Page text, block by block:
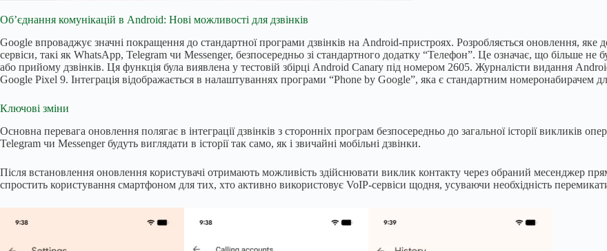
Об’єднання комунікацій в Android: Нові можливості для дзвінків
Google впроваджує значні покращення до стандартної програми дзвінків на Android-пристроях. Розробляється оновлення, яке
сервіси, такі як WhatsApp, Telegram чи Messenger, безпосередньо зі стандартного додатку “Телефон”. Це означає, що більше
або прийому дзвінків. Ця функція була виявлена у тестовій збірці Android Canary під номером 2605. Журналісти видання
Google Pixel 9. Інтеграція відображається в налаштуваннях програми “Phone by Google”, яка є стандартним номеронабирачем
Ключові зміни
Основна перевага оновлення полягає в інтеграції дзвінків з сторонніх програм безпосередньо до загальної історії викликів
Telegram чи Messenger будуть виглядати в історії так само, як і звичайні мобільні дзвінки.
Після встановлення оновлення користувачі отримають можливість здійснювати виклик контакту через обраний месенджер
спростить користування смартфоном для тих, хто активно використовує VoIP-сервіси щодня, усуваючи необхідність